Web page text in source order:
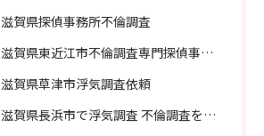
滋賀県探偵事務所不倫調査
滋賀県東近江市不倫調査専門探偵事務所
滋賀県草津市浮気調査依頼
滋賀県長浜市で浮気調査 不倫調査を頼むなら